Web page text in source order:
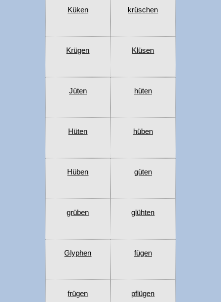
Küken krüschen
Krügen Klüsen
Jüten hüten
Hüten hüben
Hüben güten
grüben glühten
Glyphen fügen
frügen pflügen